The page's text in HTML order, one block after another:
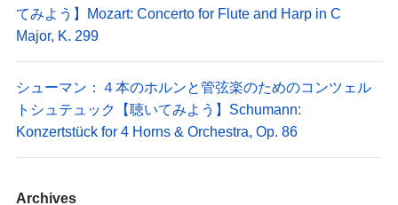
てみよう】Mozart: Concerto for Flute and Harp in C
Major, K. 299
シューマン：４本のホルンと管弦楽のためのコンツェル
トシュテュック【聴いてみよう】Schumann:
Konzertstück for 4 Horns & Orchestra, Op. 86
Archives